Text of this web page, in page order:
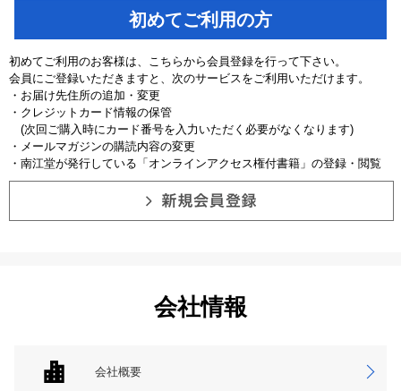
初めてご利用の方
初めてご利用のお客様は、こちらから会員登録を行って下さい。
会員にご登録いただきますと、次のサービスをご利用いただけます。
・お届け先住所の追加・変更
・クレジットカード情報の保管
(次回ご購入時にカード番号を入力いただく必要がなくなります)
・メールマガジンの購読内容の変更
・南江堂が発行している「オンラインアクセス権付書籍」の登録・閲覧
会社情報
会社概要